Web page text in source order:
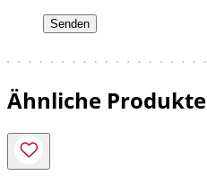
Ähnliche Produkte